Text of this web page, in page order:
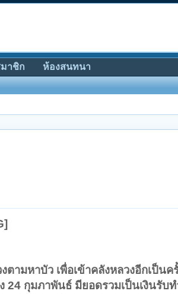
ามหาบัว เพื่อเข้าคลังหลวงอีกเป็นค
กุมภาพันธ์ มียอดรวมเป็นเงินรับ
าชิก ห้องสนทนา